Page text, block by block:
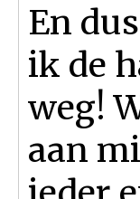
En dus
ik de
weg!
aan